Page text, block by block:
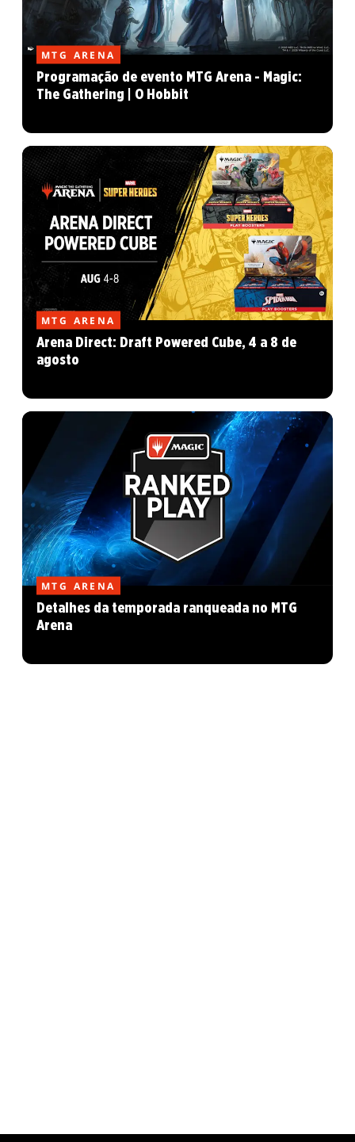
MTG ARENA
Programação de evento MTG Arena - Magic:
The Gathering | O Hobbit
MTG ARENA
Arena Direct: Draft Powered Cube, 4 a 8 de
agosto
MTG ARENA
Detalhes da temporada ranqueada no MTG
Arena